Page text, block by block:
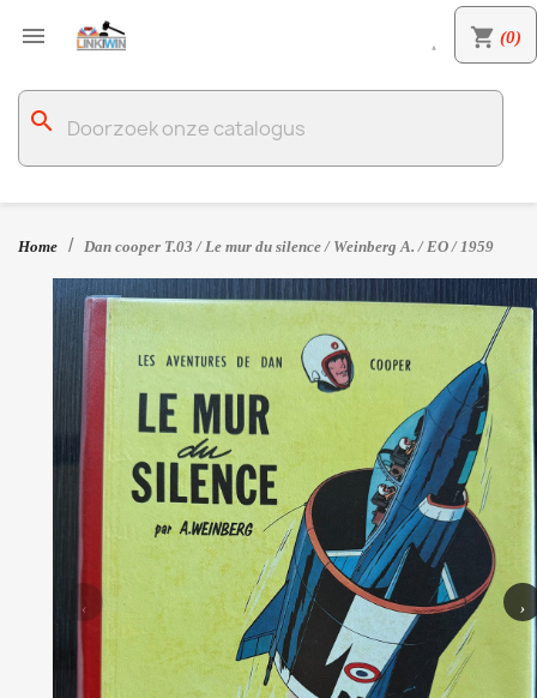
 shopping_cart (0)

search
Home Dan cooper T.03 / Le mur du silence / Weinberg A. / EO / 1959
‹ ›